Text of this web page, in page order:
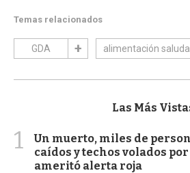
Temas relacionados
GDA alimentación
Las Más
1
Un muerto, miles de
caídos y techos volados
ameritó alerta roja